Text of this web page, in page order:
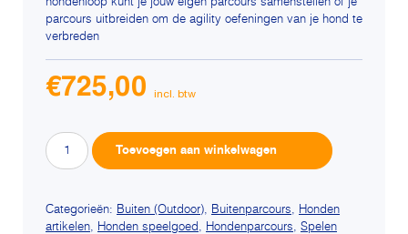
parcours uitbreiden om de agility oefeningen van je hond te
verbreden
€725,00
Agility
Hondenloop
aantal
Toevoegen aan winkelwagen
Categorieën: Buiten (Outdoor), Buitenparcours, Honden
artikelen, Honden speelgoed, Hondenparcours, Spelen